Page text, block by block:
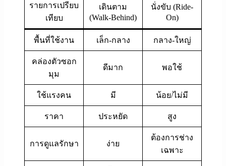
รายการเปรียบ
เทียบ
เดินตาม
(Walk-Behind)
นั่งขับ (Ride-
On)
พื้นที่ใช้งาน เล็ก-กลาง กลาง-ใหญ่
คล่องตัวซอก
มุม
ดีมาก พอใช้
ใช้แรงคน มี น้อย/ไม่มี
ราคา ประหยัด สูง
การดูแลรักษา ง่าย
ต้องการช่าง
เฉพาะ